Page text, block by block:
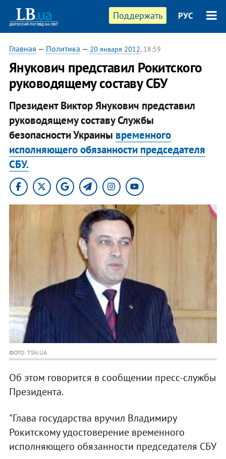
Поддержать РУС
Главная — Политика — 20 января 2012, 18:59
​Янукович представил Рокитского
руководящему составу СБУ
Президент Виктор Янукович представил
руководящему составу Службы
безопасности Украины временного
исполняющего обязанности председателя
СБУ.
ФОТО: TSN.UA
Об этом говорится в сообщении пресс-службы
Президента.
"Глава государства вручил Владимиру
Рокитскому удостоверение временного
исполняющего обязанности председателя СБУ